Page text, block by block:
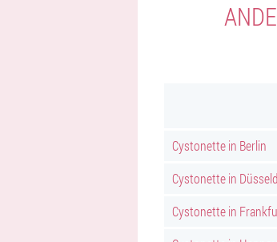
Cystonette in Berlin
Cystonette in
Cystonette in